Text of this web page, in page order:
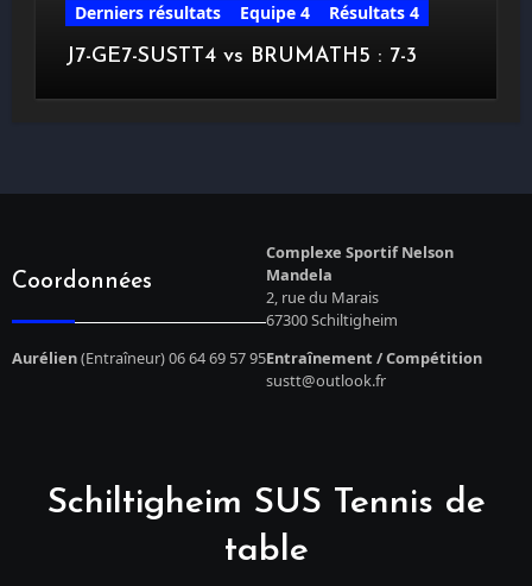
Derniers résultats Equipe 4
Résultats 4
J7-GE7-SUSTT4 vs BRUMATH5 : 7-3
Coordonnées
Complexe Sportif Nelson
Mandela
2, rue du Marais
67300 Schiltigheim
Aurélien(Entraîneur) 06 64 69 57 95Entraînement / Compétition
sustt@outlook.fr
Schiltigheim SUS Tennis de
table